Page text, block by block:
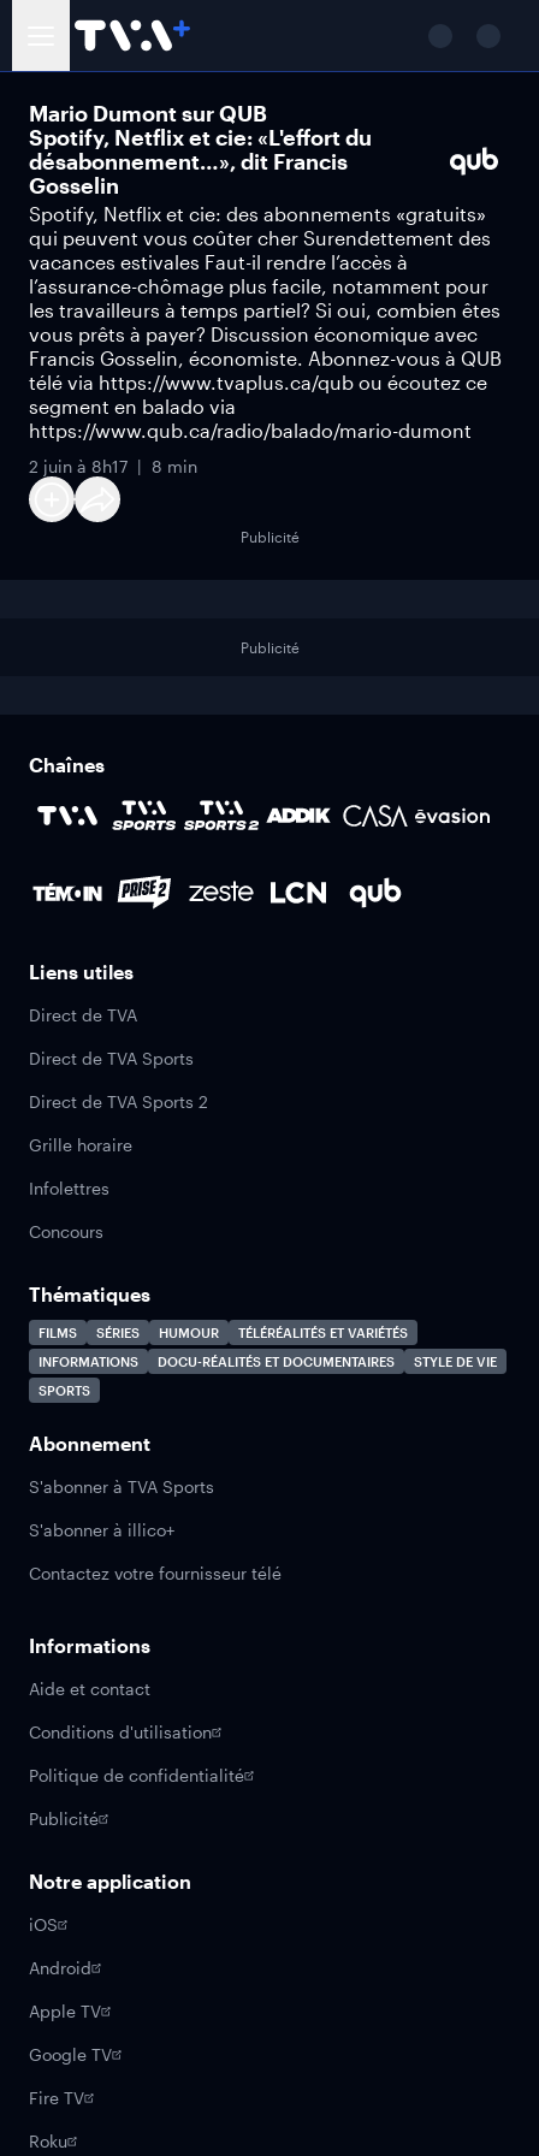
Mario Dumont sur QUB
Spotify, Netflix et cie: «L'effort du
désabonnement…», dit Francis
Gosselin
Spotify, Netflix et cie: des abonnements «gratuits»
qui peuvent vous coûter cher Surendettement des
vacances estivales Faut-il rendre l’accès à
l’assurance-chômage plus facile, notamment pour
les travailleurs à temps partiel? Si oui, combien êtes
vous prêts à payer? Discussion économique avec
Francis Gosselin, économiste. Abonnez-vous à QUB
télé via https://www.tvaplus.ca/qub ou écoutez ce
segment en balado via
https://www.qub.ca/radio/balado/mario-dumont
2 juin à 8h17 8 min
Publicité
Publicité
Chaînes
Liens utiles
Direct de TVA
Direct de TVA Sports
Direct de TVA Sports 2
Grille horaire
Infolettres
Concours
Thématiques
FILMS SÉRIES HUMOUR
TÉLÉRÉALITÉS ET VARIÉTÉS
INFORMATIONS
DOCU-RÉALITÉS ET DOCUMENTAIRES
STYLE DE VIE
SPORTS
Abonnement
S'abonner à TVA Sports
S'abonner à illico+
Contactez votre fournisseur télé
Informations
Aide et contact
Conditions d'utilisation
Politique de confidentialité
Publicité
Notre application
iOS
Android
Apple TV
Google TV
Fire TV
Roku